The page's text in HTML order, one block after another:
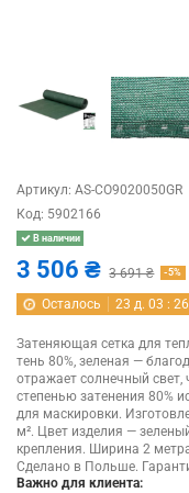
Артикул: AS-CO9020050GR
Код: 5902166
В наличии
3 506 ₴ 3 691 ₴ -5%
Осталось 23 д. 03 :26
Затеняющая сетка для
тень 80%, зеленая —
отражает солнечный свет,
степенью затенения 80%
для маскировки.
м². Цвет изделия —
крепления. Ширина 2
Сделано в Польше.
Важно для клиента: